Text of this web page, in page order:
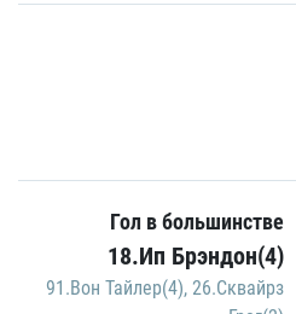
Гол в большинстве
18.Ип Брэндон(4)
91.Вон Тайлер(4), 26.Сквайрз